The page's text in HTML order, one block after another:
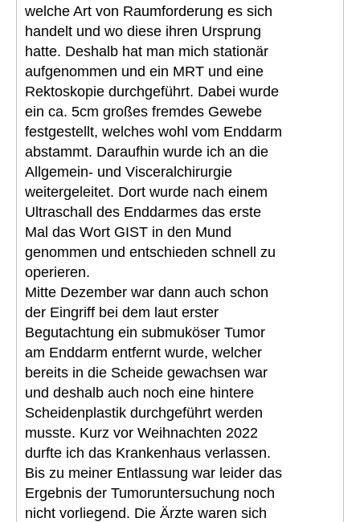
welche Art von Raumforderung es sich
handelt und wo diese ihren Ursprung
hatte. Deshalb hat man mich stationär
aufgenommen und ein MRT und eine
Rektoskopie durchgeführt. Dabei wurde
ein ca. 5cm großes fremdes Gewebe
festgestellt, welches wohl vom Enddarm
abstammt. Daraufhin wurde ich an die
Allgemein- und Visceralchirurgie
weitergeleitet. Dort wurde nach einem
Ultraschall des Enddarmes das erste
Mal das Wort GIST in den Mund
genommen und entschieden schnell zu
operieren.
Mitte Dezember war dann auch schon
der Eingriff bei dem laut erster
Begutachtung ein submuköser Tumor
am Enddarm entfernt wurde, welcher
bereits in die Scheide gewachsen war
und deshalb auch noch eine hintere
Scheidenplastik durchgeführt werden
musste. Kurz vor Weihnachten 2022
durfte ich das Krankenhaus verlassen.
Bis zu meiner Entlassung war leider das
Ergebnis der Tumoruntersuchung noch
nicht vorliegend. Die Ärzte waren sich